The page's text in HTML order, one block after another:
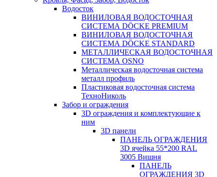
Водосток
ВИНИЛОВАЯ ВОДОСТОЧНАЯ
СИСТЕМА DÖCKE PREMIUM
ВИНИЛОВАЯ ВОДОСТОЧНАЯ
СИСТЕМА DÖCKE STANDARD
МЕТАЛЛИЧЕСКАЯ ВОДОСТОЧНАЯ
СИСТЕМА OSNO
Металлическая водосточная система
металл профиль
Пластиковая водосточная система
ТехноНиколь
Забор и ограждения
3D ограждения и комплектующие к
ним
3D панели
ПАНЕЛЬ ОГРАЖДЕНИЯ
3D ячейка 55*200 RAL
3005 Вишня
ПАНЕЛЬ
ОГРАЖДЕНИЯ 3D